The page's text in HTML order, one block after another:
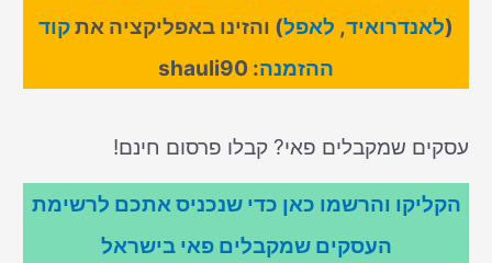
(לאנדרואיד, לאפל) והזינו באפליקציה אתקוד
ההזמנה: shauli90
עסקים שמקבלים פאי? קבלו פרסום חינם!
הקליקו והרשמו כאן כדי שנכניס אתכם לרשימת
העסקים שמקבלים פאי בישראל